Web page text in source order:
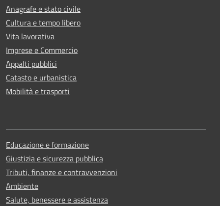
Anagrafe e stato civile
Cultura e tempo libero
Vita lavorativa
Imprese e Commercio
Appalti pubblici
Catasto e urbanistica
Mobilità e trasporti
Educazione e formazione
Giustizia e sicurezza pubblica
Tributi, finanze e contravvenzioni
Ambiente
Salute, benessere e assistenza